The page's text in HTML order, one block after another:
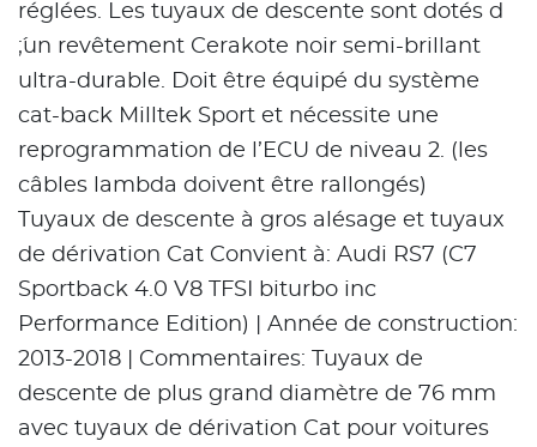
réglées. Les tuyaux de descente sont dotés d
´;un revêtement Cerakote noir semi-brillant
ultra-durable. Doit être équipé du système
cat-back Milltek Sport et nécessite une
reprogrammation de l’ECU de niveau 2. (les
câbles lambda doivent être rallongés)
Tuyaux de descente à gros alésage et tuyaux
de dérivation Cat Convient à: Audi RS7 (C7
Sportback 4.0 V8 TFSI biturbo inc
Performance Edition) | Année de construction:
2013-2018 | Commentaires: Tuyaux de
descente de plus grand diamètre de 76 mm
avec tuyaux de dérivation Cat pour voitures